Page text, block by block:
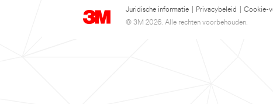
Juridische informatie Privacybeleid
Cookie-
© 3M 2026. Alle rechten voorbehouden.